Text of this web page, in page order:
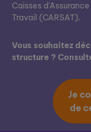
Caisses
Travail (CARSAT).
Vous souhaitez
structure ?
Je
de